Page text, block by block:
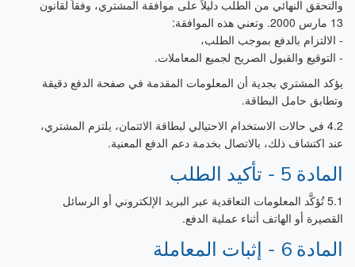
والتحقق النهائي من الطلب دليلاً على موافقة المشتري، وفقاً لقانون
13 مارس 2000. وتعني هذه الموافقة:
- الالتزام بالدفع بموجب الطلب،
- التوقيع والقبول الصريح لجميع المعاملات.
يؤكد المشتري بجدية أن المعلومات المقدمة في صفحة الدفع دقيقة
وتطابق حامل البطاقة.
4.2 في حالات الاستخدام الاحتيالي لبطاقة الائتمان، يلتزم المشتري،
عند اكتشاف ذلك، بالاتصال بخدمة دعم الدفع المعنية.
المادة 5 - تأكيد الطلب
5.1 تُؤكَّد المعلومات التعاقدية عبر البريد الإلكتروني أو الرسائل
القصيرة أو الهاتف أثناء عملية الدفع.
المادة 6 - إثبات المعاملة